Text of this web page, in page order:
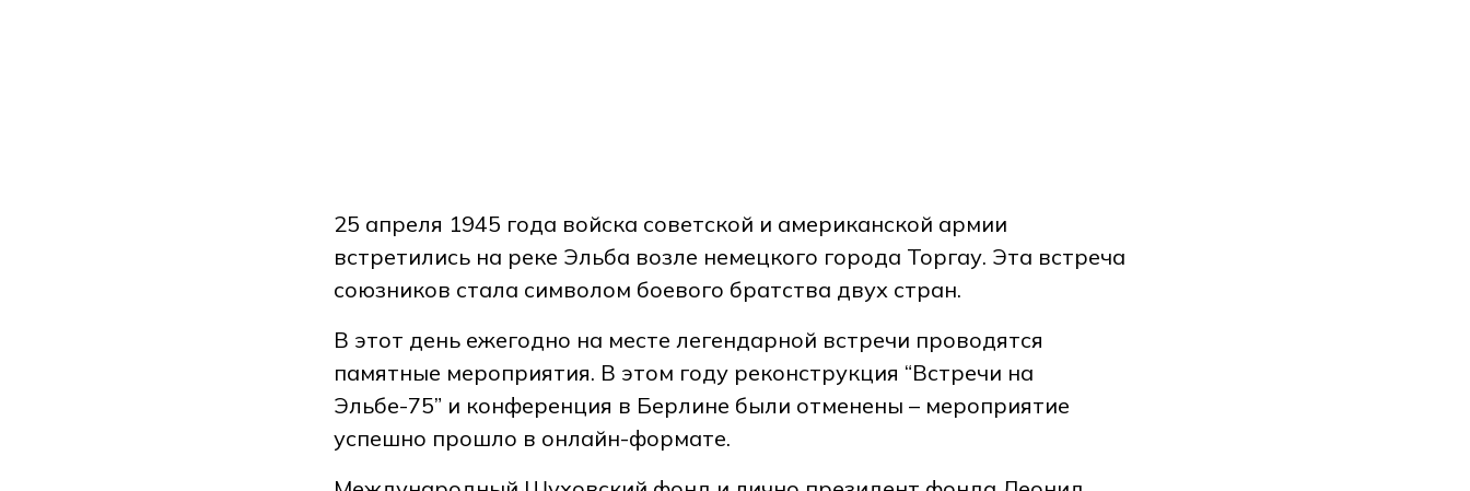
25 апреля 1945 года войска советской и американской армии
встретились на реке Эльба возле немецкого города Торгау. Эта встреча
союзников стала символом боевого братства двух стран.
В этот день ежегодно на месте легендарной встречи проводятся
памятные мероприятия. В этом году реконструкция “Встречи на
Эльбе-75” и конференция в Берлине были отменены – мероприятие
успешно прошло в онлайн-формате.